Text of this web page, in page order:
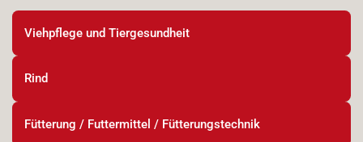
Viehpflege und Tiergesundheit
Rind
Fütterung / Futtermittel / Fütterungstechnik